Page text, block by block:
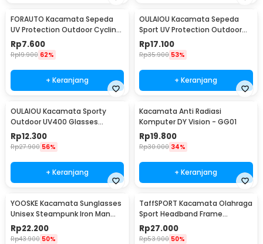
FORAUTO Kacamata Sepeda
UV Protection Outdoor Cycling
Sunglasses - NJ747
Rp7.600
Rp19.900 62%
+ Keranjang
OULAIOU Kacamata Sepeda
Sport UV Protection Outdoor
Cycling Sunglasses - AJ1
Rp17.100
Rp35.900 53%
+ Keranjang
OULAIOU Kacamata Sporty
Outdoor UV400 Glasses
Silicone Frame - 9837
Rp12.300
Rp27.900 56%
+ Keranjang
Kacamata Anti Radiasi
Komputer DY Vision - GG01
Rp19.800
Rp30.000 34%
+ Keranjang
YOOSKE Kacamata Sunglasses
Unisex Steampunk Iron Man
Tony Stark - 3023
Rp22.200
Rp43.900 50%
TaffSPORT Kacamata Olahraga
Sport Headband Frame
Glasses - 9833
Rp27.000
Rp53.900 50%